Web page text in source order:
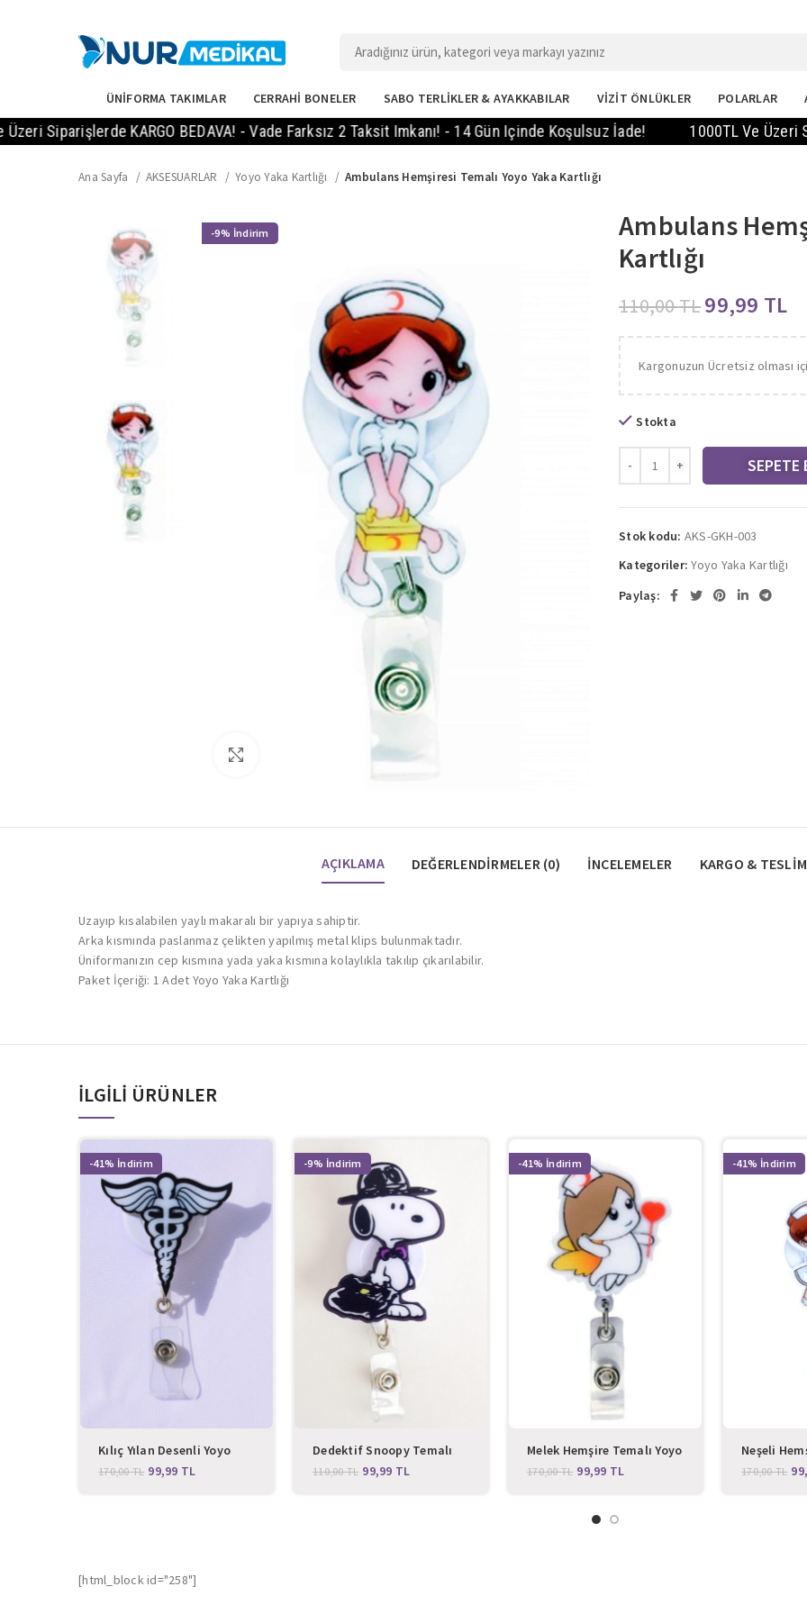
ÜNİFORMA TAKIMLAR CERRAHİ BONELER SABO TERLİKLER & AYAKKABILAR VİZİT ÖNLÜKLER POLARLAR
KARGO BEDAVA! - Vade Farksız 2 Taksit Imkanı! - 14 Gün Içinde Koşulsuz İade! 1000TL Ve Üzeri
Ana Sayfa AKSESUARLAR Yoyo Yaka Kartlığı Ambulans Hemşiresi Temalı Yoyo Yaka Kartlığı
-9%
Ambulans
Kartlığı
110,00TL99,99 TL
Kargonuzun Ücretsiz olması
Stokta
SEPETE
Stok kodu: AKS-GKH-003
Kategoriler: Yoyo Yaka Kartlığı
Paylaş:
AÇIKLAMA DEĞERLENDIRMELER (0) İNCELEMELER KARGO &
Uzayıp kısalabilen yaylı makaralı bir yapıya sahiptir.
Arka kısmında paslanmaz çelikten yapılmış metal klips bulunmaktadır.
Üniformanızın cep kısmına yada yaka kısmına kolaylıkla takılıp çıkarılabilir.
Paket İçeriği: 1 Adet Yoyo Yaka Kartlığı
İLGILI ÜRÜNLER
-41%
Kılıç Yılan Desenli Yoyo
Yaka Kartlığı
170,00TL 99,99 TL
-9%
Dedektif Snoopy Temalı
Yoyo Yaka Kartlığı
110,00TL 99,99 TL
-41%
Melek Hemşire Temalı Yoyo
Yaka Kartlığı
170,00TL 99,99 TL
-41%
Neşeli
Yoyo Yaka
170,00TL
[html_block id="258"]